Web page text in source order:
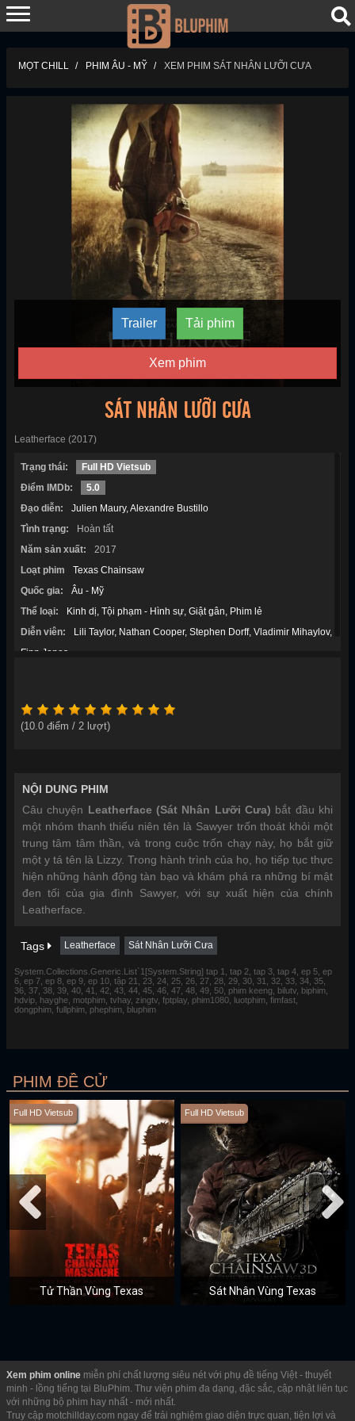
MỌT CHILL PHIM ÂU - MỸ XEM PHIM SÁT NHÂN LƯỠI CƯA
Trailer Tải phim
Xem phim
SÁT NHÂN LƯỠI CƯA
Leatherface (2017)
Trạng thái:
Full HD Vietsub
Điểm IMDb:
5.0
Đạo diễn:
Julien Maury Alexandre Bustillo
Tình trạng:
Hoàn tất
Năm sản xuất:
2017
Loạt phim
Texas Chainsaw
Quốc gia:
Âu - Mỹ
Thể loại:
Kinh dị Tội phạm - Hình sự Giật gân
Phim lẻ
Diễn viên:
Lili Taylor Nathan Cooper Stephen Dorff Vladimir Mihaylov
Finn Jones
(10.0 điểm / 2 lượt)
NỘI DUNG PHIM
Câu chuyện Leatherface (Sát Nhân Lưỡi Cưa) bắt đầu khi
một nhóm thanh thiếu niên tên là Sawyer trốn thoát khỏi một
trung tâm tâm thần, và trong cuộc trốn chạy này, họ bắt giữ
một y tá tên là Lizzy. Trong hành trình của họ, họ tiếp tục thực
hiện những hành động tàn bạo và khám phá ra những bí mật
đen tối của gia đình Sawyer, với sự xuất hiện của chính
Leatherface.
Tags Leatherface Sát Nhân Lưỡi Cưa
System.Collections.Generic.List`1[System.String] tap 1, tap 2, tap 3, tap 4, ep 5, ep
6, ep 7, ep 8, ep 9, ep 10, tập 21, 23, 24, 25, 26, 27, 28, 29, 30, 31, 32, 33, 34, 35,
36, 37, 38, 39, 40, 41, 42, 43, 44, 45, 46, 47, 48, 49, 50, phim keeng, bilutv, biphim,
hdvip, hayghe, motphim, tvhay, zingtv, fptplay, phim1080, luotphim, fimfast,
dongphim, fullphim, phephim, bluphim
PHIM ĐỀ CỬ
Full HD Vietsub
Tử Thần Vùng Texas
Full HD Vietsub
Sát Nhân Vùng Texas
Xem phim online miễn phí chất lượng siêu nét với phụ đề tiếng Việt - thuyết
minh - lồng tiếng tại BluPhim. Thư viện phim đa dạng, đặc sắc, cập nhật liên tục
với những bộ phim hay nhất - mới nhất.
Truy cập motchillday.com ngay để trải nghiệm giao diện trực quan, tiện lợi và